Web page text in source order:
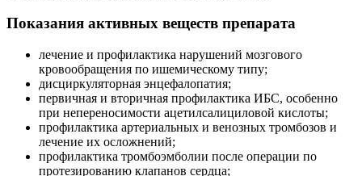
Показания активных веществ препарата
лечение и профилактика нарушений мозгового
кровообращения по ишемическому типу;
дисциркуляторная энцефалопатия;
первичная и вторичная профилактика ИБС, особенно
при непереносимости ацетилсалициловой кислоты;
профилактика артериальных и венозных тромбозов и
лечение их осложнений;
профилактика тромбоэмболии после операции по
протезированию клапанов сердца;